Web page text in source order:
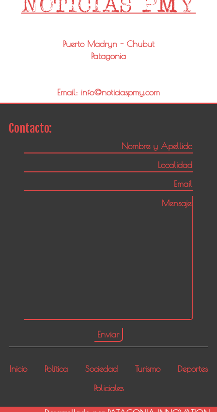
Puerto Madryn - Chubut
Patagonia
Email: info@noticiaspmy.com
Contacto:
Inicio Política Sociedad Turismo
Deportes
Policiales